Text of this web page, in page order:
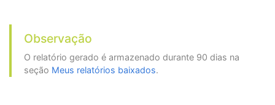
Observação
O relatório gerado é armazenado durante 90 dias na
seção Meus relatórios baixados.